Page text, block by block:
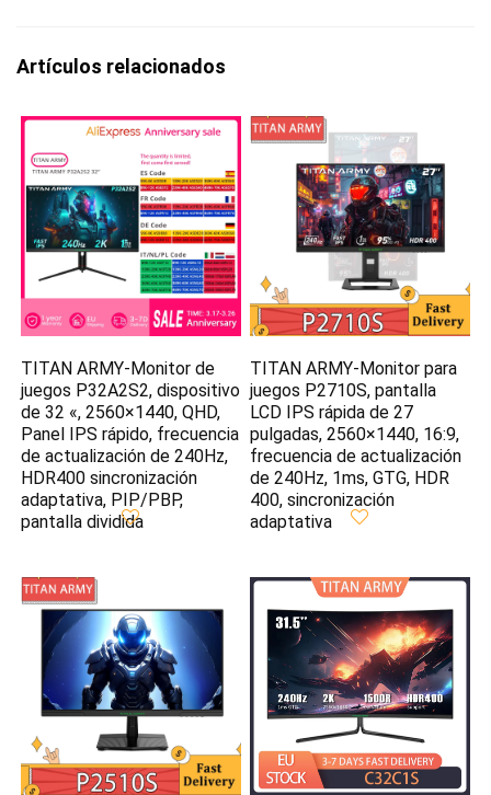
Artículos relacionados
TITAN ARMY-Monitor de
juegos P32A2S2, dispositivo
de 32 «, 2560×1440, QHD,
Panel IPS rápido, frecuencia
de actualización de 240Hz,
HDR400 sincronización
adaptativa, PIP/PBP,
pantalla dividida
TITAN ARMY-Monitor para
juegos P2710S, pantalla
LCD IPS rápida de 27
pulgadas, 2560×1440, 16:9,
frecuencia de actualización
de 240Hz, 1ms, GTG, HDR
400, sincronización
adaptativa